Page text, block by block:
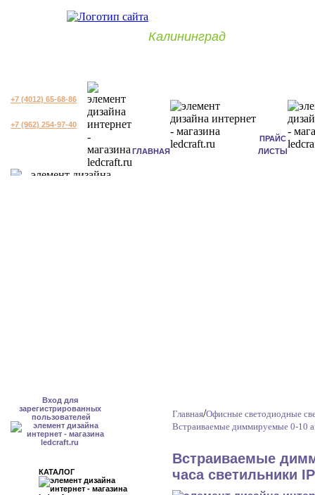
Калининград
+7 (4012) 65-68-86
+7 (962) 254-97-40
ГЛАВНАЯ
ПРАЙС
ЛИСТЫ
Вход для
зарегистрированных
пользователей
КАТАЛОГ
Главная/Офисные светодиодные
Встраиваемые диммируемые 0-10
Встраиваемые
часа светильники